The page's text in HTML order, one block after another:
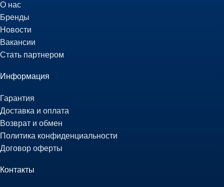
О нас
Бренды
Новости
Вакансии
Стать партнером
Информация
Гарантия
Доставка и оплата
Возврат и обмен
Политика конфиденциальности
Договор оферты
Контакты